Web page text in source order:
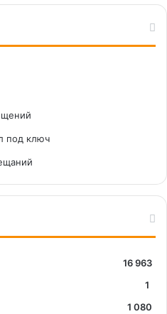
под ключ
16 963
1
1 080